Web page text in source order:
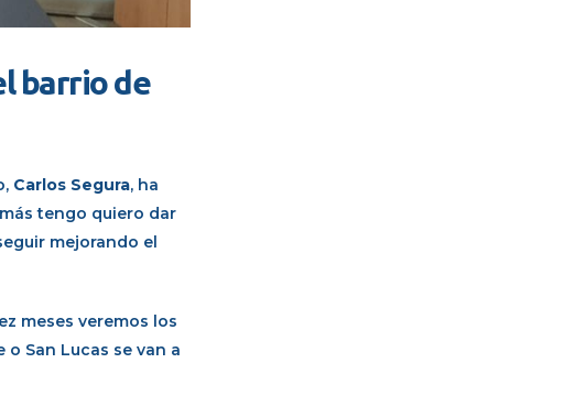
barrio de
Carlos Segura, ha
tengo quiero dar
mejorando el
meses veremos los
San Lucas se van a